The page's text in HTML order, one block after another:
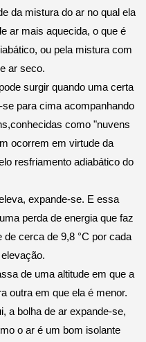
da mistura do ar no qual ela
ar mais aquecida, o que é
, ou pela mistura com
ar seco.
surgir quando uma certa
para cima acompanhando
como "nuvens
ocorrem em virtude da
resfriamento adiabático do
expande-se. E essa
perda de energia que faz
cerca de 9,8 °C por cada
de uma altitude em que a
outra em que ela é menor.
a bolha de ar expande-se,
o ar é um bom isolante